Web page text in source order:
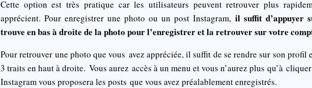
Cette option est très pratique car les utilisateurs peuvent retrouver plus
apprécient. Pour enregistrer une photo ou un post Instagram,il suffit d’appuyer
trouve en bas à droite de la photo pour l’enregistrer et la retrouver sur votre
Pour retrouver une photo que vous avez appréciée, il suffit de se rendre sur son profil
3 traits en haut à droite. Vous aurez accès à un menu et vous n’aurez plus qu’à
Instagram vous proposera les posts que vous avez préalablement enregistrés.